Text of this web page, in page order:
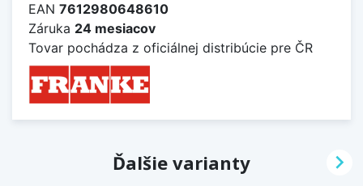
EAN 7612980648610
Záruka 24 mesiacov
Tovar pochádza z oficiálnej distribúcie pre ČR
Ďalšie varianty 